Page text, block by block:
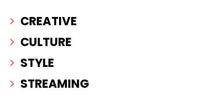
CREATIVE
CULTURE
STYLE
STREAMING